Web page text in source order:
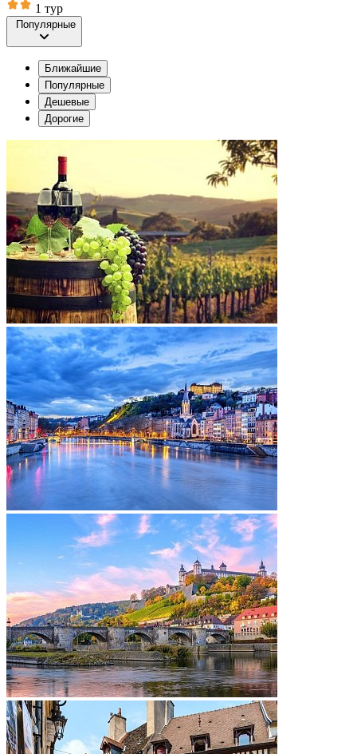
1 тур
Популярные
Ближайшие
Популярные
Дешевые
Дорогие